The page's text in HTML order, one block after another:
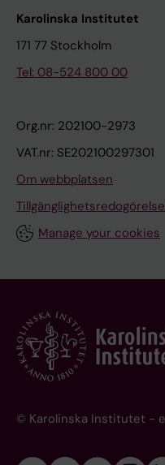
Karolinska Institutet
171 77 Stockholm
Tel: 08-524 800 00
Org.nr: 202100-2973
VAT.nr: SE202100297301
Om webbplatsen
Tillgänglighetsredogörelse
Manage your cookies
© Karolinska Institutet -